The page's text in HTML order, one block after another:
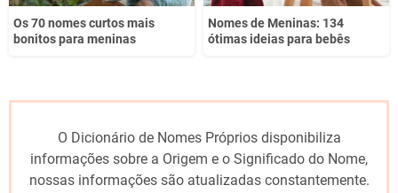
Os 70 nomes curtos mais
bonitos para meninas
Nomes de Meninas: 134
ótimas ideias para bebês
O Dicionário de Nomes Próprios disponibiliza
informações sobre a Origem e o Significado do Nome,
nossas informações são atualizadas constantemente.